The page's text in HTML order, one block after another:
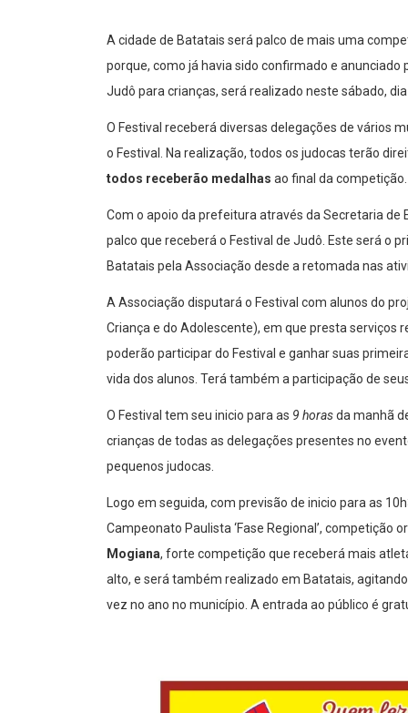
A cidade de Batatais será palco de mais uma
porque, como já havia sido confirmado e
Judô para crianças, será realizado neste sábado,
O Festival receberá diversas delegações de vários
o Festival. Na realização, todos os judocas terão
todos receberão medalhas ao final da competição.
Com o apoio da prefeitura através da Secretaria de
palco que receberá o Festival de Judô. Este será o
Batatais pela Associação desde a retomada nas
A Associação disputará o Festival com alunos do
Criança e do Adolescente), em que presta serviços
poderão participar do Festival e ganhar suas
vida dos alunos. Terá também a participação de
O Festival tem seu inicio para as 9 horasda manhã
crianças de todas as delegações presentes no
pequenos judocas.
Logo em seguida, com previsão de inicio para as
Campeonato Paulista ‘Fase Regional’, competição
Mogiana, forte competição que receberá mais
alto, e será também realizado em Batatais,
vez no ano no município. A entrada ao público é